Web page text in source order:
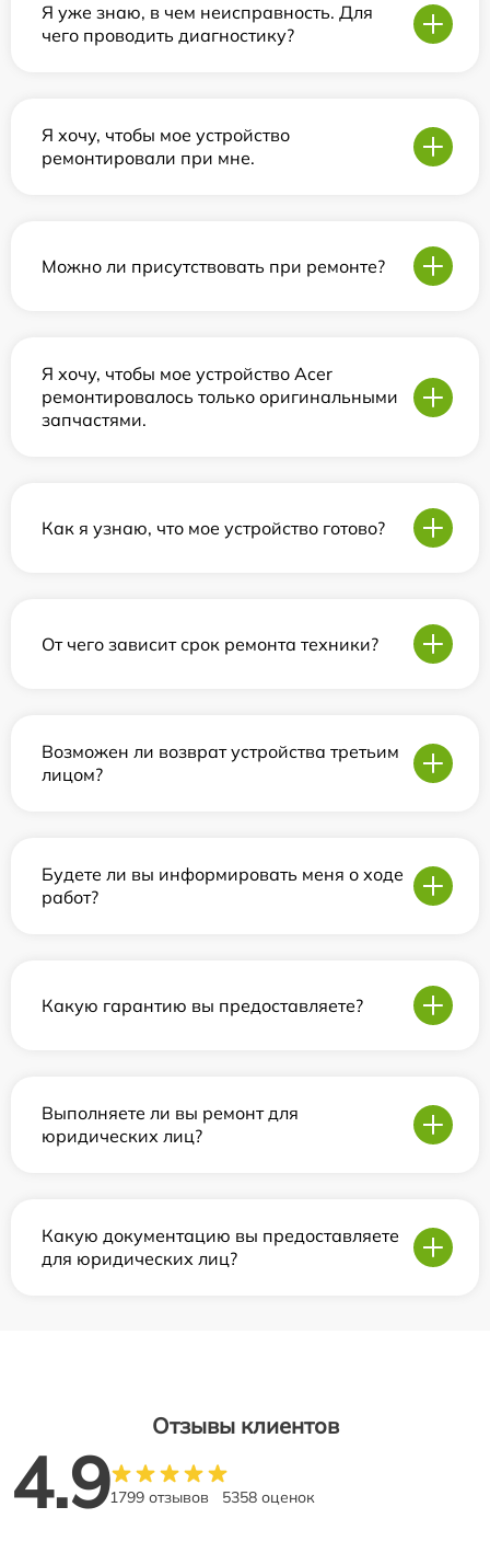
Я уже знаю, в чем неисправность. Для
чего проводить диагностику?
Я хочу, чтобы мое устройство
ремонтировали при мне.
Можно ли присутствовать при ремонте?
Я хочу, чтобы мое устройство Acer
ремонтировалось только оригинальными
запчастями.
Как я узнаю, что мое устройство готово?
От чего зависит срок ремонта техники?
Возможен ли возврат устройства третьим
лицом?
Будете ли вы информировать меня о ходе
работ?
Какую гарантию вы предоставляете?
Выполняете ли вы ремонт для
юридических лиц?
Какую документацию вы предоставляете
для юридических лиц?
Отзывы клиентов
4.91799 отзывов 5358 оценок